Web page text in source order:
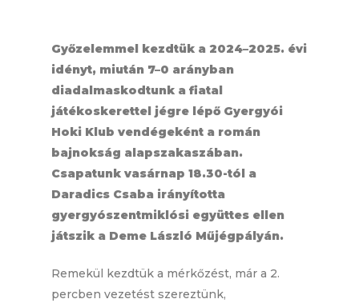
Győzelemmel kezdtük a 2024–2025. évi
idényt, miután 7–0 arányban
diadalmaskodtunk a fiatal
játékoskerettel jégre lépő Gyergyói
Hoki Klub vendégeként a román
bajnokság alapszakaszában.
Csapatunk vasárnap 18.30-tól a
Daradics Csaba irányította
gyergyószentmiklósi együttes ellen
játszik a Deme László Műjégpályán.
Remekül kezdtük a mérkőzést, már a 2.
percben vezetést szereztünk,